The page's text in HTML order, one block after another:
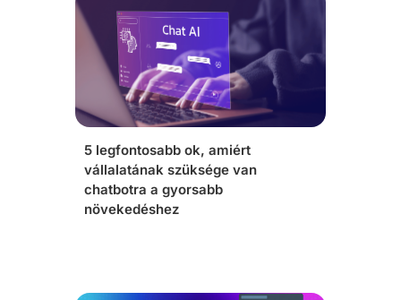
5 legfontosabb ok, amiért
vállalatának szüksége van
chatbotra a gyorsabb
növekedéshez